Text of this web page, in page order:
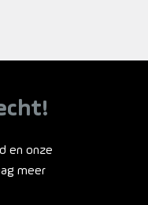
en onze
meer